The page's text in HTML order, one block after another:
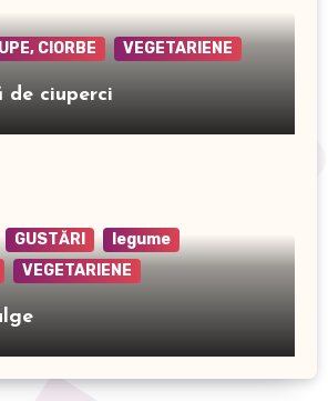
CIORBE VEGETARIENE
de ciuperci
GUSTĂRI
legume
VEGETARIENE